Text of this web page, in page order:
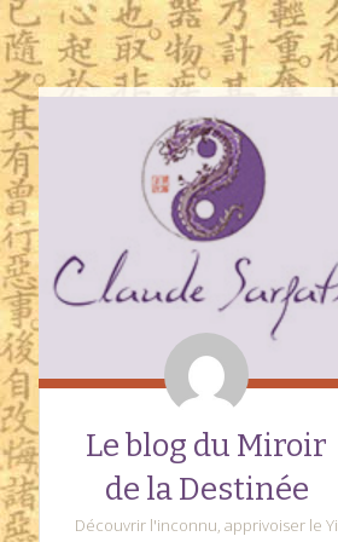
Le blog du Miroir
de la Destinée
Découvrir l'inconnu, apprivoiser le Yi